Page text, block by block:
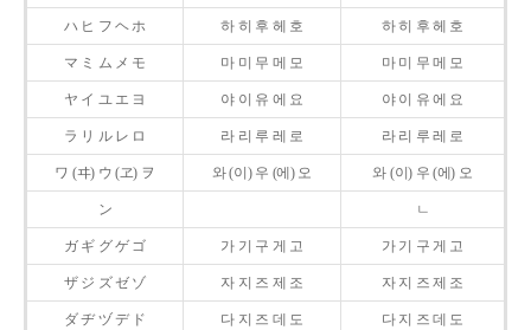
ハ ヒ フ ヘ ホ 하 히 후 헤 호 하 히 후 헤 호
マ ミ ム メ モ 마 미 무 메 모 마 미 무 메 모
ヤ イ ユ エ ヨ 야 이 유 에 요 야 이 유 에 요
ラ リ ル レ ロ 라 리 루 레 로 라 리 루 레 로
ワ (ヰ) ウ (ヱ) ヲ 와 (이) 우 (에) 오 와 (이) 우 (에) 오
ン ㄴ
ガ ギ グ ゲ ゴ 가 기 구 게 고 가 기 구 게 고
ザ ジ ズ ゼ ゾ 자 지 즈 제 조 자 지 즈 제 조
ダ ヂ ヅ デ ド 다 지 즈 데 도 다 지 즈 데 도